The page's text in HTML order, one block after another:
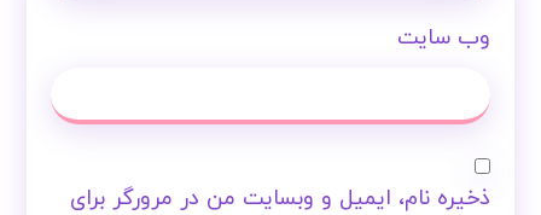
وب‌ سایت
ذخیره نام، ایمیل و وبسایت من در مرورگر برای